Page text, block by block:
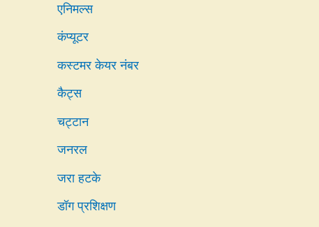
एनिमल्स
कंप्यूटर
कस्टमर केयर नंबर
कैट्स
चट्टान
जनरल
जरा हटके
डॉग प्रशिक्षण